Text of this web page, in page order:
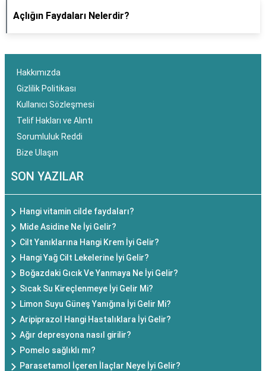
Açlığın Faydaları Nelerdir?
Hakkımızda
Gizlilik Politikası
Kullanıcı Sözleşmesi
Telif Hakları ve Alıntı
Sorumluluk Reddi
Bize Ulaşın
SON YAZILAR
Hangi vitamin cilde faydaları?
Mide Asidine Ne İyi Gelir?
Cilt Yanıklarına Hangi Krem İyi Gelir?
Hangi Yağ Cilt Lekelerine İyi Gelir?
Boğazdaki Gıcık Ve Yanmaya Ne İyi Gelir?
Sıcak Su Kireçlenmeye İyi Gelir Mi?
Limon Suyu Güneş Yanığına İyi Gelir Mi?
Aripiprazol Hangi Hastalıklara İyi Gelir?
Ağır depresyona nasıl girilir?
Pomelo sağlıklı mı?
Parasetamol İçeren İlaçlar Neye İyi Gelir?